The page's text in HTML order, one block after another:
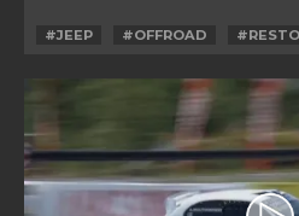
#JEEP #OFFROAD